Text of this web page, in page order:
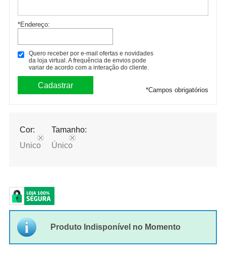
*Endereço:
Quero receber por e-mail ofertas e novidades
da loja virtual. A frequência de envios pode
variar de acordo com a interação do cliente.
*Campos obrigatórios
Cor:
Unico
Tamanho:
Único
Produto Indisponível no Momento